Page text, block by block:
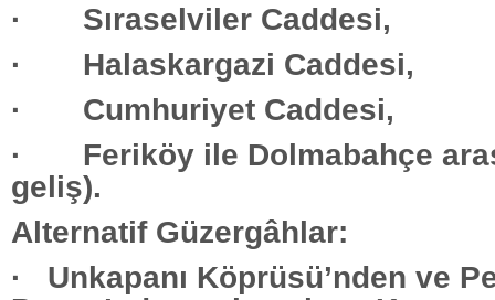
· Sıraselviler Caddesi,
· Halaskargazi Caddesi,
· Cumhuriyet Caddesi,
· Feriköy ile Dolmabahçe
geliş).
Alternatif Güzergâhlar:
· Unkapanı Köprüsü’nden ve